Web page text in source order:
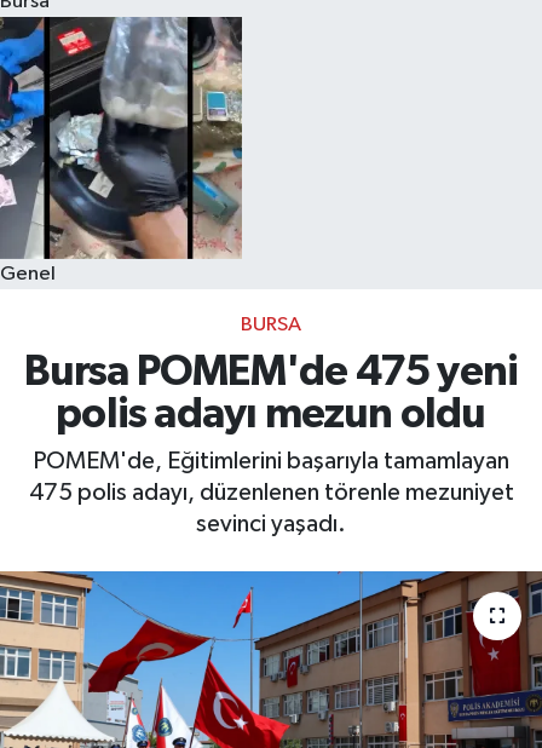
Genel
BURSA
Bursa POMEM'de 475 yeni
polis adayı mezun oldu
POMEM'de, Eğitimlerini başarıyla tamamlayan
475 polis adayı, düzenlenen törenle mezuniyet
sevinci yaşadı.
Eğitim
Sağlık
Dünya
Magazin
Kültür & Sanat
Teknoloji
Bilim
Bilim, Teknoloji